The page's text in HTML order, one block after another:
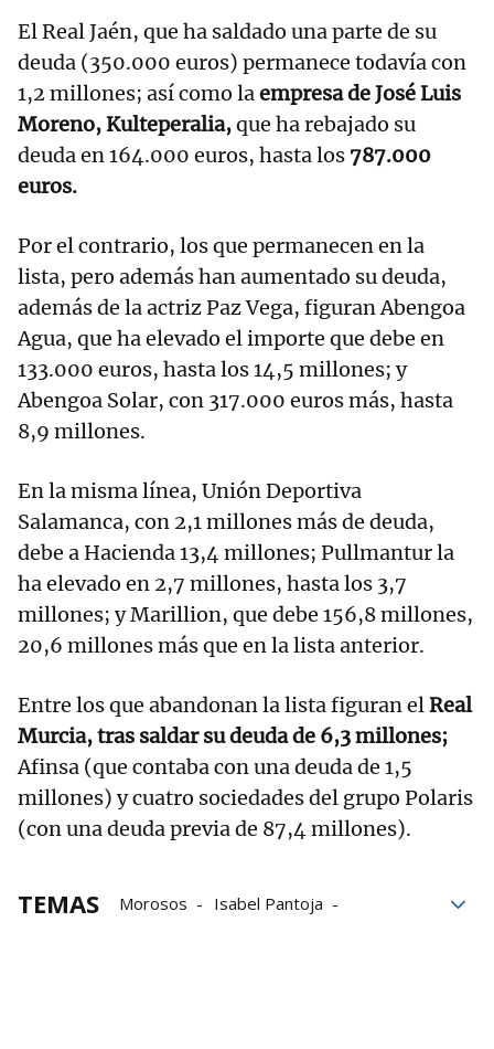
El Real Jaén, que ha saldado una parte de su
deuda (350.000 euros) permanece todavía con
1,2 millones; así como laempresa de José Luis
Moreno, Kulteperalia,que ha rebajado su
deuda en 164.000 euros, hasta los 787.000
euros.
Por el contrario, los que permanecen en la
lista, pero además han aumentado su deuda,
además de la actriz Paz Vega, figuran Abengoa
Agua, que ha elevado el importe que debe en
133.000 euros, hasta los 14,5 millones; y
Abengoa Solar, con 317.000 euros más, hasta
8,9 millones.
En la misma línea, Unión Deportiva
Salamanca, con 2,1 millones más de deuda,
debe a Hacienda 13,4 millones; Pullmantur la
ha elevado en 2,7 millones, hasta los 3,7
millones; y Marillion, que debe 156,8 millones,
20,6 millones más que en la lista anterior.
Entre los que abandonan la lista figuran elReal
Murcia, tras saldar su deuda de 6,3 millones;
Afinsa (que contaba con una deuda de 1,5
millones) y cuatro sociedades del grupo Polaris
(con una deuda previa de 87,4 millones).
TEMAS Morosos
Isabel Pantoja